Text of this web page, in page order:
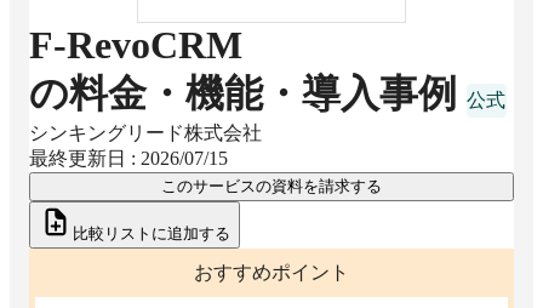
F-RevoCRM
の料金・機能・導入事例
シンキングリード株式会社
最終更新日 : 2026/07/15
このサービスの資料を請求する
比較リストに追加する
おすすめポイント